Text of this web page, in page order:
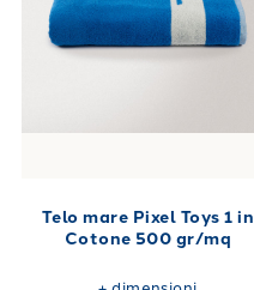
Telo mare Pixel Toys 1 in
Cotone 500 gr/mq